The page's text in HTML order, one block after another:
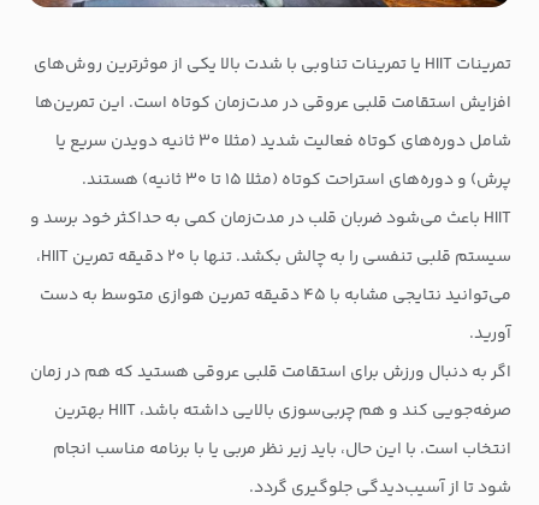
تمرینات HIIT یا تمرینات تناوبی با شدت بالا یکی از موثرترین روش‌های
افزایش استقامت قلبی عروقی در مدت‌زمان کوتاه است. این تمرین‌ها
شامل دوره‌های کوتاه فعالیت شدید (مثلا ۳۰ ثانیه دویدن سریع یا
پرش) و دوره‌های استراحت کوتاه (مثلا ۱۵ تا ۳۰ ثانیه) هستند.
HIIT باعث می‌شود ضربان قلب در مدت‌زمان کمی به حداکثر خود برسد و
سیستم قلبی تنفسی را به چالش بکشد. تنها با ۲۰ دقیقه تمرین HIIT،
می‌توانید نتایجی مشابه با ۴۵ دقیقه تمرین هوازی متوسط به دست
آورید.
اگر به دنبال ورزش برای استقامت قلبی عروقی هستید که هم در زمان
صرفه‌جویی کند و هم چربی‌سوزی بالایی داشته باشد، HIIT بهترین
انتخاب است. با این حال، باید زیر نظر مربی یا با برنامه مناسب انجام
شود تا از آسیب‌دیدگی جلوگیری گردد.